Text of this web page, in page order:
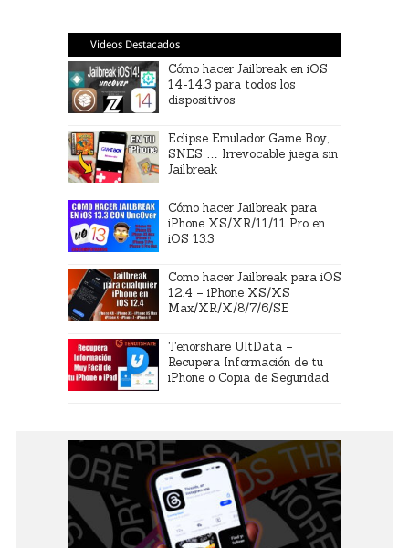
Videos Destacados
Cómo hacer Jailbreak en iOS
14-14.3 para todos los
dispositivos
Eclipse Emulador Game Boy,
SNES … Irrevocable juega sin
Jailbreak
Cómo hacer Jailbreak para
iPhone XS/XR/11/11 Pro en
iOS 13.3
Como hacer Jailbreak para iOS
12.4 – iPhone XS/XS
Max/XR/X/8/7/6/SE
Tenorshare UltData –
Recupera Información de tu
iPhone o Copia de Seguridad